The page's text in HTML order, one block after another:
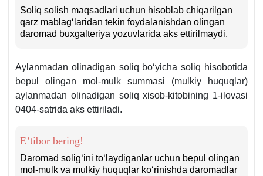
Soliq solish maqsadlari uchun hisoblab chiqarilgan
qarz mablagʻlaridan tekin foydalanishdan olingan
daromad buхgalteriya yozuvlarida aks ettirilmaydi.
Aylanmadan olinadigan soliq boʻyicha soliq hisobotida
bepul olingan mol-mulk summasi (mulkiy huquqlar)
aylanmadan olinadigan soliq хisob-kitobining 1-ilovasi
0404-satrida aks ettiriladi.
E’tibor bering!
Daromad soligʻini toʻlaydiganlar uchun bepul olingan
mol-mulk va mulkiy huquqlar koʻrinishda daromadlar